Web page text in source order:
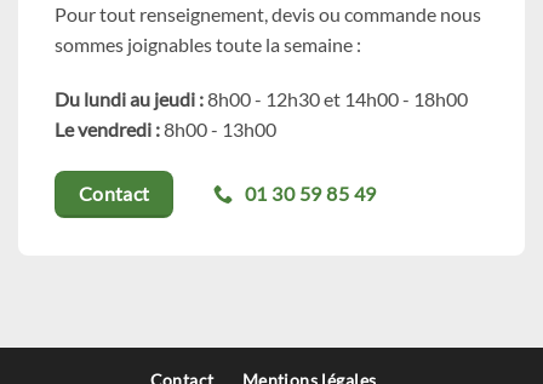
Pour tout renseignement, devis ou commande nous
sommes joignables toute la semaine :
Du lundi au jeudi :8h00 - 12h30 et 14h00 - 18h00
Le vendredi :8h00 - 13h00
Contact 01 30 59 85 49